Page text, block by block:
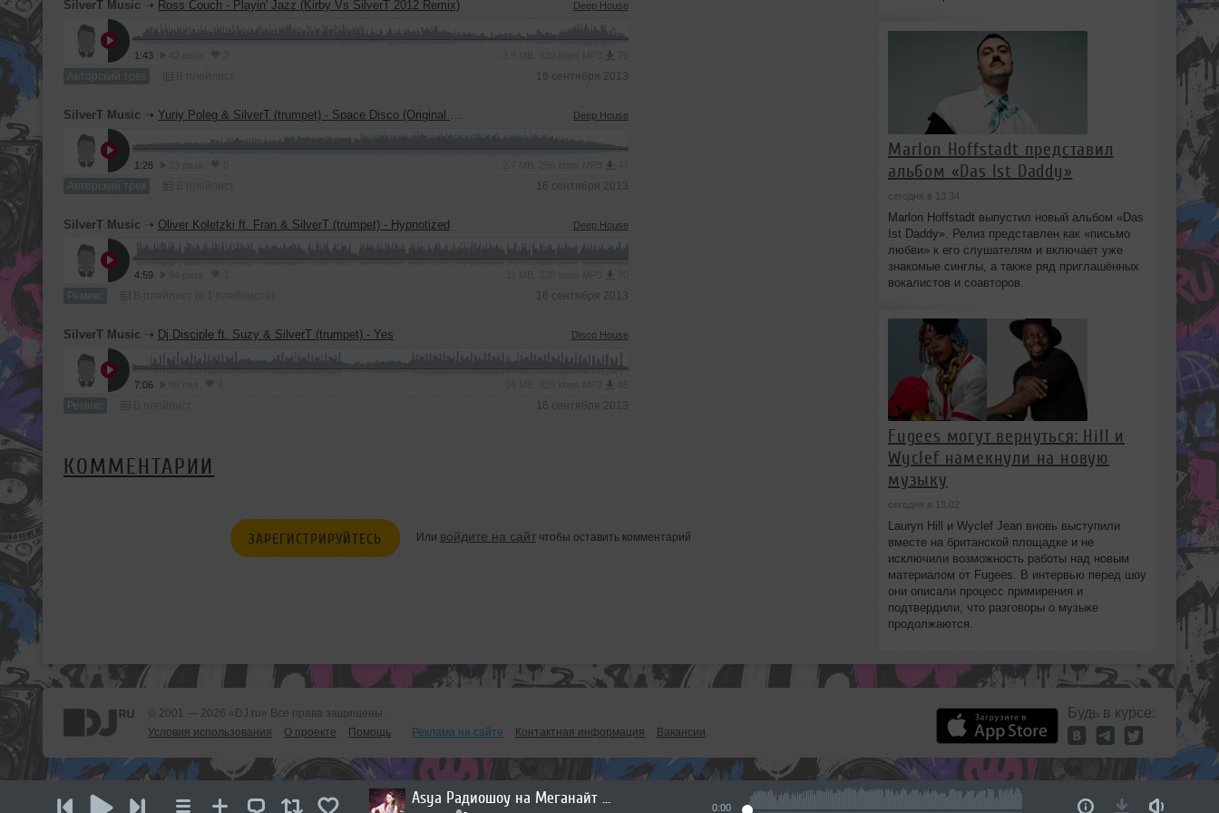
Asya Радиошоу на Меганайт радио (28.07.26)
0:00
SilverT Music ➝ Ross Couch - Playin' Jazz (Kirby Vs SilverT 2012 Remix) Deep House
1:43
Авторский трек 16 сентября 2013
SilverT Music ➝ Yuriy Poleg & SilverT (trumpet) - Space Disco (Original Mix) Deep House
1:28
Авторский трек 16 сентября 2013
SilverT Music ➝ Oliver Koletzki ft. Fran & SilverT (trumpet) - Hypnotized Deep House
4:59
Ремикс 16 сентября 2013
SilverT Music ➝ Dj Disciple ft. Suzy & SilverT (trumpet) - Yes Disco House
7:06
Ремикс 16 сентября 2013
КОММЕНТАРИИ
ЗАРЕГИСТРИРУЙТЕСЬ Или войдите на сайтчтобы оставить комментарий
Marlon Hoffstadt представил
альбом «Das Ist Daddy»
сегодня в 13:34
Marlon Hoffstadt выпустил новый альбом «Das
Ist Daddy». Релиз представлен как «письмо
любви» к его слушателям и включает уже
знакомые синглы, а также ряд приглашённых
вокалистов и соавторов.
Fugees могут вернуться: Hill и
Wyclef намекнули на новую
музыку
сегодня в 13:02
Lauryn Hill и Wyclef Jean вновь выступили
вместе на британской площадке и не
исключили возможность работы над новым
материалом от Fugees. В интервью перед шоу
они описали процесс примирения и
подтвердили, что разговоры о музыке
продолжаются.
© 2001 — 2026 «DJ.ru» Все права защищены.
Условия использования
О проекте Помощь Реклама на сайте Контактная информация Вакансии
Будь в курсе: